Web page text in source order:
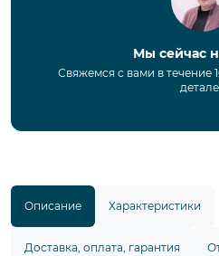
Мы сейчас
Свяжемся с вами в течение
Описание Характеристики
Доставка, оплата, гарантия